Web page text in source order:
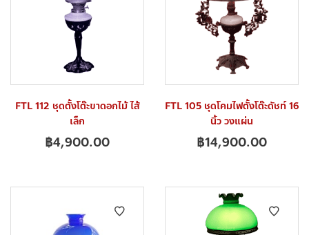
FTL 112 ชุดตั้งโต๊ะขาดอกไม้ ไส้
เล็ก
฿4,900.00
FTL 105 ชุดโคมไฟตั้งโต๊ะดัชท์ 16
นิ้ว วงแผ่น
฿14,900.00